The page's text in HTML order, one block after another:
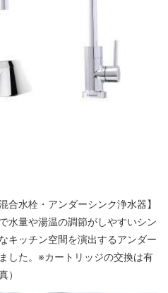
合水栓・アンダーシンク浄水器】
水量や湯温の調節がしやすいシン
キッチン空間を演出するアンダー
した。※カートリッジの交換は有
）